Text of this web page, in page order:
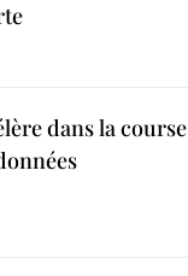
dans la course